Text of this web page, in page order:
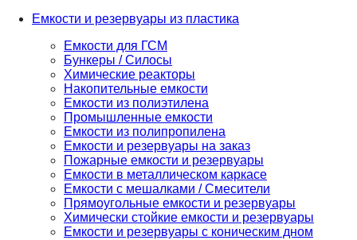
Емкости и резервуары из пластика
Емкости для ГСМ
Бункеры / Силосы
Химические реакторы
Накопительные емкости
Емкости из полиэтилена
Промышленные емкости
Емкости из полипропилена
Емкости и резервуары на заказ
Пожарные емкости и резервуары
Емкости в металлическом каркасе
Емкости с мешалками / Смесители
Прямоугольные емкости и резервуары
Химически стойкие емкости и резервуары
Емкости и резервуары с коническим дном